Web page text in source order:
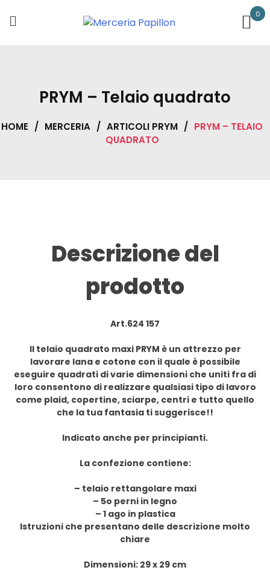
0
PRYM – Telaio quadrato
HOME / MERCERIA / ARTICOLI PRYM / PRYM – TELAIO
QUADRATO
Descrizione del
prodotto
Art.624 157
Il telaio quadrato maxi PRYM è un attrezzo per
lavorare lana e cotone con il quale è possibile
eseguire quadrati di varie dimensioni che uniti fra di
loro consentono di realizzare qualsiasi tipo di lavoro
come plaid, copertine, sciarpe, centri e tutto quello
che la tua fantasia ti suggerisce!!
Indicato anche per principianti.
La confezione contiene:
– telaio rettangolare maxi
– 5o perni in legno
– 1 ago in plastica
Istruzioni che presentano delle descrizione molto
chiare
Dimensioni: 29 x 29 cm